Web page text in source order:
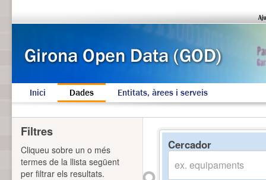
Inici Dades Entitats, àrees i serveis
Cercador
Filtres
Cliqueu sobre un o més
termes de la llista següent
per filtrar els resultats.